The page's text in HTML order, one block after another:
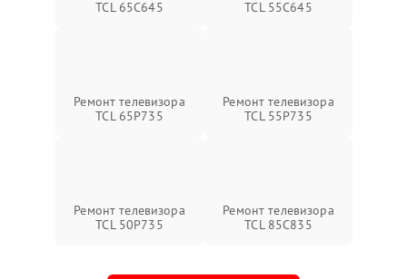
TCL 65C645
TCL 55C645
Ремонт телевизора
TCL 65P735
Ремонт телевизора
TCL 55P735
Ремонт телевизора
TCL 50P735
Ремонт телевизора
TCL 85C835